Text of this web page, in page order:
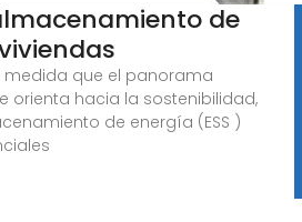
de
medida que el panorama
orienta hacia la sostenibilidad,
de energía (ESS )